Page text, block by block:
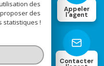
Appeler
l'agent
Contacter
des
des
statistiques !